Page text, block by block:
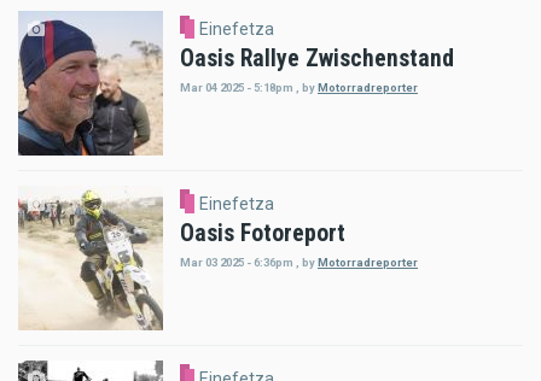
Einefetza
Oasis Rallye Zwischenstand
Mar 04 2025 - 5:18pm , byMotorradreporter
Einefetza
Oasis Fotoreport
Mar 03 2025 - 6:36pm byMotorradreporter